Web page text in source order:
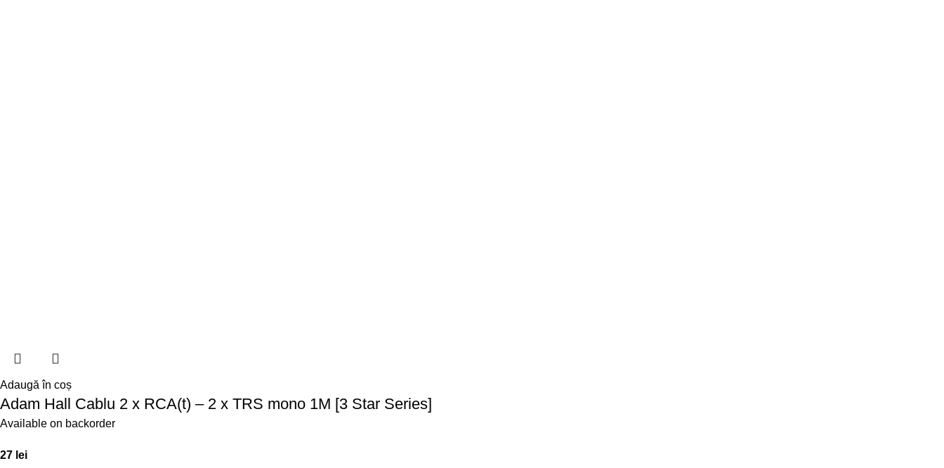
Adaugă în coș
Adam Hall Cablu 2 x RCA(t) – 2 x TRS mono 1M [3 Star Series]
Available on backorder
27 lei